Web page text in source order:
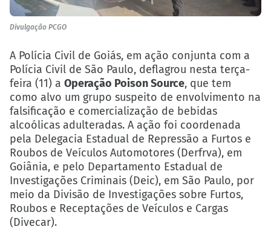
Divulgação PCGO
A Polícia Civil de Goiás, em ação conjunta com a
Polícia Civil de São Paulo, deflagrou nesta terça-
feira (11) a Operação Poison Source, que tem
como alvo um grupo suspeito de envolvimento na
falsificação e comercialização de bebidas
alcoólicas adulteradas. A ação foi coordenada
pela Delegacia Estadual de Repressão a Furtos e
Roubos de Veículos Automotores (Derfrva), em
Goiânia, e pelo Departamento Estadual de
Investigações Criminais (Deic), em São Paulo, por
meio da Divisão de Investigações sobre Furtos,
Roubos e Receptações de Veículos e Cargas
(Divecar).